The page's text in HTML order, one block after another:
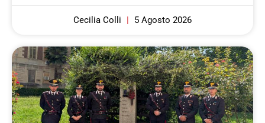
Cecilia Colli 5 Agosto 2026